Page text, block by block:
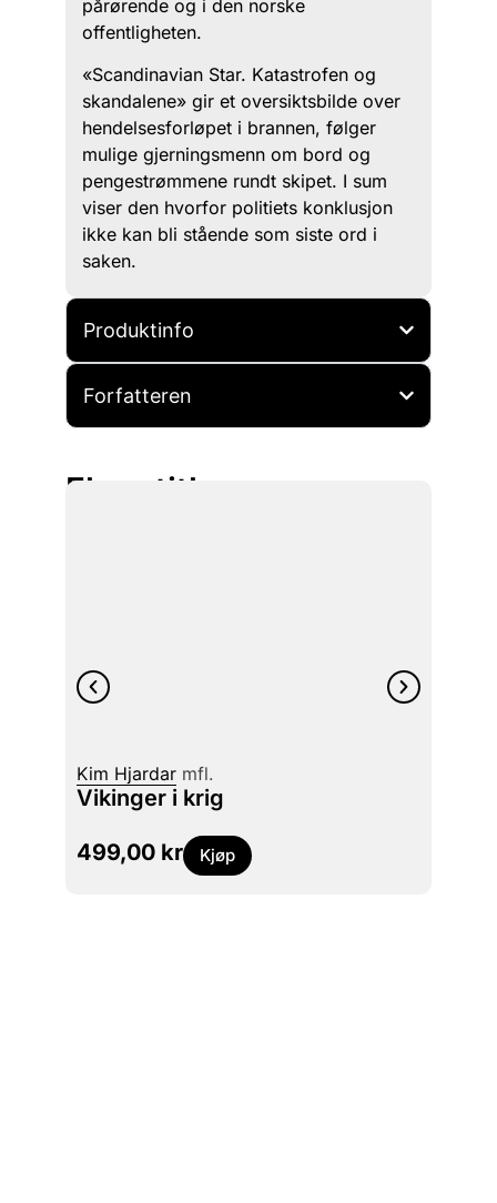
pårørende og i den norske
offentligheten.
«Scandinavian Star. Katastrofen og
skandalene» gir et oversiktsbilde over
hendelsesforløpet i brannen, følger
mulige gjerningsmenn om bord og
pengestrømmene rundt skipet. I sum
viser den hvorfor politiets konklusjon
ikke kan bli stående som siste ord i
saken.
Produktinfo
Forfatteren
Flere titler
Kim Hjardarmfl.
Vikinger i krig
499,00 kr Kjøp